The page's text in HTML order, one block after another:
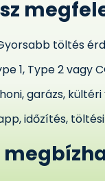
töltés
1, Type 2 vagy
garázs,
időzítés,